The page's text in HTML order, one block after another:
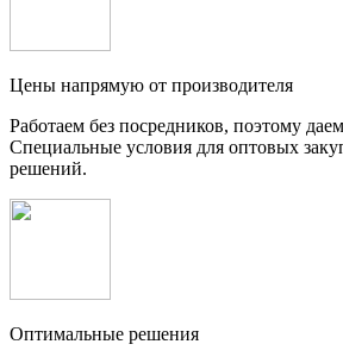
Цены напрямую от производителя
Работаем без посредников, поэтому
Специальные условия для оптовых
решений.
Оптимальные решения